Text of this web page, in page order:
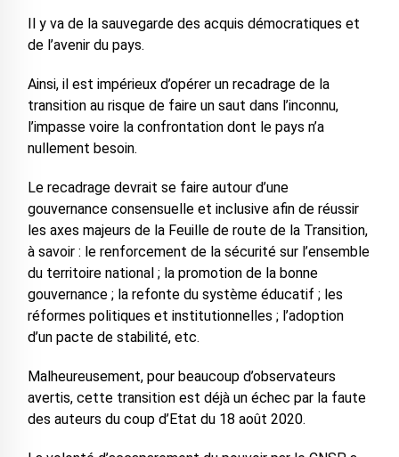
Il y va de la sauvegarde des acquis démocratiques et
de l’avenir du pays.
Ainsi, il est impérieux d’opérer un recadrage de la
transition au risque de faire un saut dans l’inconnu,
l’impasse voire la confrontation dont le pays n’a
nullement besoin.
Le recadrage devrait se faire autour d’une
gouvernance consensuelle et inclusive afin de réussir
les axes majeurs de la Feuille de route de la Transition,
à savoir : le renforcement de la sécurité sur l’ensemble
du territoire national ; la promotion de la bonne
gouvernance ; la refonte du système éducatif ; les
réformes politiques et institutionnelles ; l’adoption
d’un pacte de stabilité, etc.
Malheureusement, pour beaucoup d’observateurs
avertis, cette transition est déjà un échec par la faute
des auteurs du coup d’Etat du 18 août 2020.